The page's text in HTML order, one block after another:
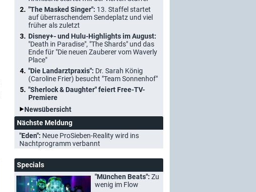
"The Masked Singer": 13. Staffel startet
auf überraschendem Sendeplatz und viel
früher als zuletzt
Disney+- und Hulu-Highlights im August:
"Death in Paradise", "The Shards" und das
Ende für "Die neuen Zauberer vom Waverly
Place"
"Die Landarztpraxis": Dr. Sarah König
(Caroline Frier) besucht "Team Sonnenhof"
"Sherlock & Daughter" feiert Free-TV-
Premiere
Newsübersicht
Nächste Meldung
"Eden": Neue ProSieben-Reality wird ins
Nachtprogramm verbannt
Specials
"München Beats": Zu
wenig im Flow